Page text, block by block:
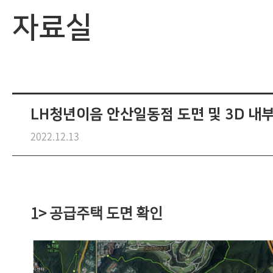
자료실
LH청년이음 안산일동점 도면 및 3D 내
2022.12.13
1> 공급주택 도면 확인